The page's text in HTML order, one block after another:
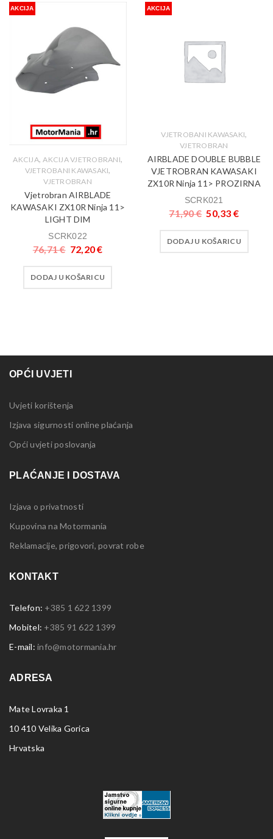
AKCIJA
AKCIJA, AKCIJA VJETROBRANI,
VJETROBANI KAWASAKI,
VJETROBRAN
Vjetrobran AIRBLADE
KAWASAKI ZX10R Ninja 11>
LIGHT DIM
SCRK022
76,71€ 72,20€
DODAJ U KOŠARICU
AKCIJA
VJETROBANI KAWASAKI,
VJETROBRAN
AIRBLADE DOUBLE BUBBLE
VJETROBRAN KAWASAKI
ZX10R Ninja 11> PROZIRNA
SCRK021
71,90€ 50,33 €
DODAJ U KOŠARICU
OPĆI UVJETI
Uvjeti korištenja
Izjava sigurnosti online plaćanja
Opći uvjeti poslovanja
PLAĆANJE I DOSTAVA
Izjava o privatnosti
Kupovina na Motormania
Reklamacije, prigovori, povrat robe
KONTAKT
Telefon: +385 1 622 1399
Mobitel: +385 91 622 1399
E-mail: info@motormania.hr
ADRESA
Mate Lovraka 1
10 410 Velika Gorica
Hrvatska